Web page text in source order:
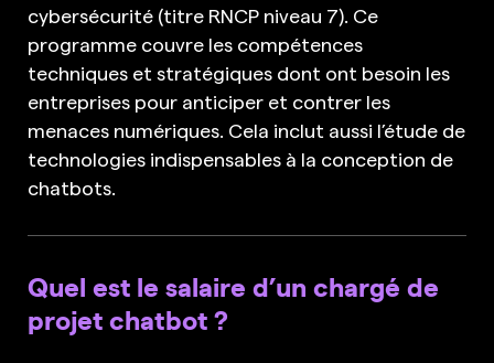
cybersécurité (titre RNCP niveau 7). Ce
programme couvre les compétences
techniques et stratégiques dont ont besoin les
entreprises pour anticiper et contrer les
menaces numériques. Cela inclut aussi l’étude de
technologies indispensables à la conception de
chatbots.
Quel est le salaire d’un chargé de
projet chatbot ?